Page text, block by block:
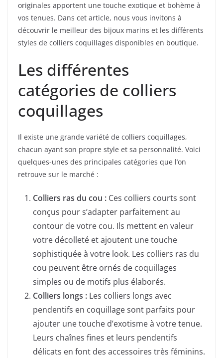
originales apportent une touche exotique et bohème à
vos tenues. Dans cet article, nous vous invitons à
découvrir le meilleur des bijoux marins et les différents
styles de colliers coquillages disponibles en boutique.
Les différentes
catégories de colliers
coquillages
Il existe une grande variété de colliers coquillages,
chacun ayant son propre style et sa personnalité. Voici
quelques-unes des principales catégories que l’on
retrouve sur le marché :
Colliers ras du cou : Ces colliers courts sont
conçus pour s’adapter parfaitement au
contour de votre cou. Ils mettent en valeur
votre décolleté et ajoutent une touche
sophistiquée à votre look. Les colliers ras du
cou peuvent être ornés de coquillages
simples ou de motifs plus élaborés.
Colliers longs : Les colliers longs avec
pendentifs en coquillage sont parfaits pour
ajouter une touche d’exotisme à votre tenue.
Leurs chaînes fines et leurs pendentifs
délicats en font des accessoires très féminins.